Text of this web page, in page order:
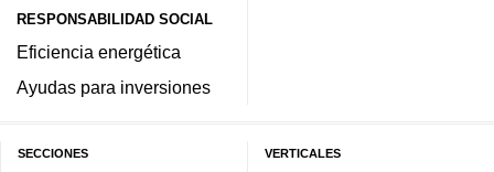
RESPONSABILIDAD SOCIAL
Eficiencia energética
Ayudas para inversiones
SECCIONES VERTICALES